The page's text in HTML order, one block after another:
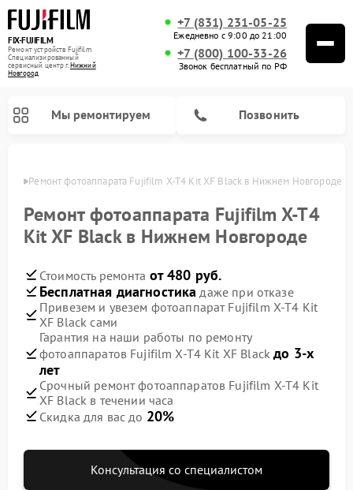
FIX-FUJIFILM
Ремонт устройств Fujifilm
Специализированный
cервисный центр г.Нижний
Новгород
+7 (831) 231-05-25
Ежедневно с 9:00 до 21:00
+7 (800) 100-33-26
Звонок бесплатный по РФ
Мы ремонтируем Позвонить
Ремонт фотоаппарата Fujifilm X-T4 Kit XF Black в Нижнем Новгороде
Ремонт фотоаппарата Fujifilm X-T4
Kit XF Black в Нижнем Новгороде
Стоимость ремонта от 480 руб.
Бесплатная диагностика даже при отказе
Привезем и увезем фотоаппарат Fujifilm X-T4 Kit
XF Black сами
Гарантия на наши работы по ремонту
фотоаппаратов Fujifilm X-T4 Kit XF Blackдо 3-х
лет
Срочный ремонт фотоаппаратов Fujifilm X-T4 Kit
XF Black в течении часа
Скидка для вас до 20%
Консультация со специалистом